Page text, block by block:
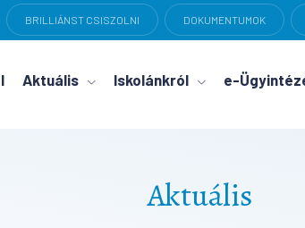
BRILLIÁNST CSISZOLNI DOKUMENTUMOK
Aktuális Iskolánkról e-
Aktuális